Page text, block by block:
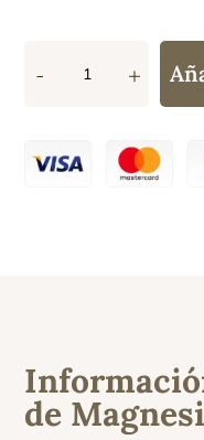
-
cantidad
+
de